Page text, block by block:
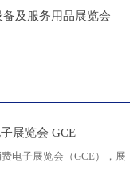
及服务用品展览会
展览会 GCE
电子展览会（GCE），展